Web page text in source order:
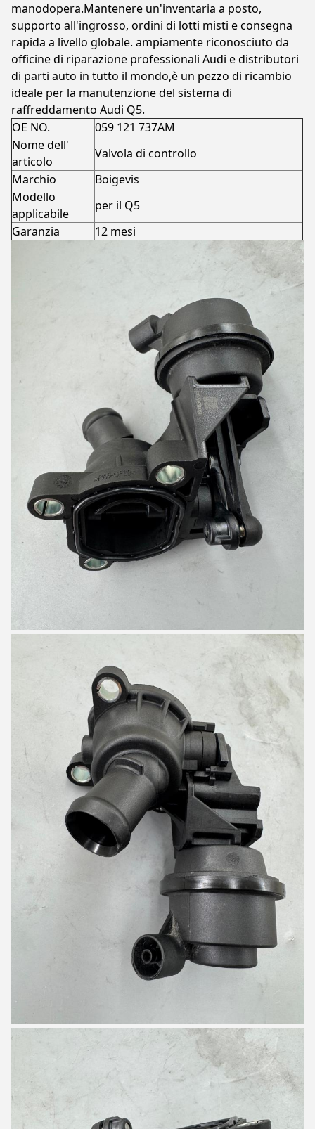
manodopera.Mantenere un'inventaria a posto,
supporto all'ingrosso, ordini di lotti misti e consegna
rapida a livello globale. ampiamente riconosciuto da
officine di riparazione professionali Audi e distributori
di parti auto in tutto il mondo,è un pezzo di ricambio
ideale per la manutenzione del sistema di
raffreddamento Audi Q5.
OE NO.
059 121 737AM
Nome dell'
articolo
Valvola di controllo
Marchio
Boigevis
Modello
applicabile
per il Q5
Garanzia
12 mesi